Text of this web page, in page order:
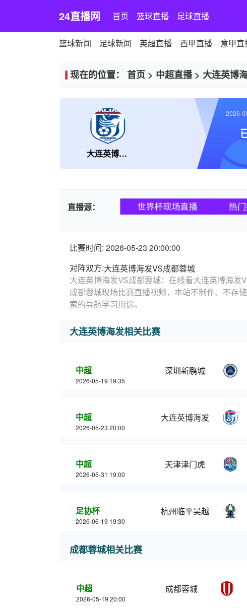
24直播网 首页 篮球直播 足球直播
篮球新闻 足球新闻 英超直播 西甲直播 意甲直
现在的位置： 首页 > 中超直播> 大连英博
大连英博海发
2026-
直播源： 世界杯现场直播 热
比赛时间: 2026-05-23 20:00:00
对阵双方:大连英博海发VS成都蓉城
大连英博海发VS成都蓉城：在线看大连英博海
成都蓉城现场比赛直播视频，本站不制作、不存
索的导航学习用途。
大连英博海发相关比赛
中超
2026-05-19 19:35
深圳新鹏城
中超
2026-05-23 20:00
大连英博海发
中超
2026-05-31 19:00
天津津门虎
足协杯
2026-06-19 19:30
杭州临平吴越
成都蓉城相关比赛
中超
2026-05-19 20:00
成都蓉城